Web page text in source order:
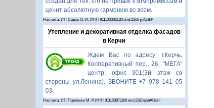
ценит абсолютную гармонию во всем.
Реклама: ИП Седов О. И. ИНН 911100036130 erid:2SDnjd4Z8iP
Утепление и декоративная отделка фасадов
в Керчи
Ждем Вас по адресу: г.Керчь,
Кооперативный пер., 26, "МЕГА"
центр, офис 301(3й этаж со
стороны ул.Ленина). ЗВОНИТЕ +7 978 141 05
03.
Реклама: ИП Павленко М. Р. ИНН 911103871108 erid:2SDnjehADdm